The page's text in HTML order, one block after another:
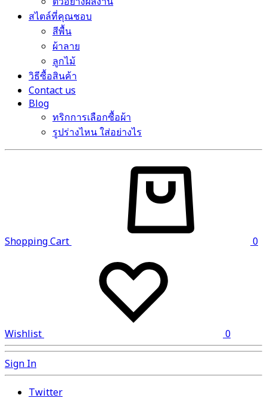
สไตล์ที่คุณชอบ
สีพื้น
ผ้าลาย
ลูกไม้
วิธีซื้อสินค้า
Contact us
Blog
ทริกการเลือกซื้อผ้า
รูปร่างไหน ใส่อย่างไร
Shopping Cart 0
Wishlist 0
Sign In
Twitter